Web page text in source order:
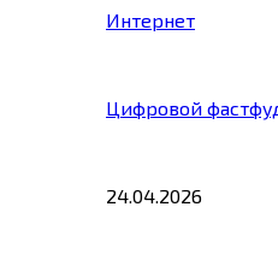
Интернет
Цифровой
24.04.2026